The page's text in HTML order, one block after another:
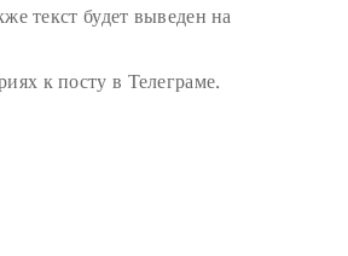
текст будет выведен на
к посту в Телеграме.